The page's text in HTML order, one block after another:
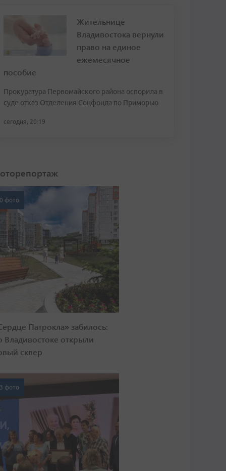
Жительнице
Владивостока вернули
право на единое
ежемесячное
пособие
Прокуратура Первомайского района оспорила в
суде отказ Отделения Соцфонда по Приморью
сегодня, 20:19
фото
Патрокла» забилось:
Владивостоке открыли
сквер
фото